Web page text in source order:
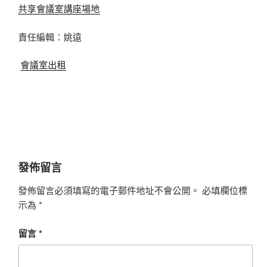
共享會議室講座場地
責任編輯：姚遠
會議室出租
發佈留言
發佈留言必須填寫的電子郵件地址不會公開。 必填欄位標
示為 *
留言*